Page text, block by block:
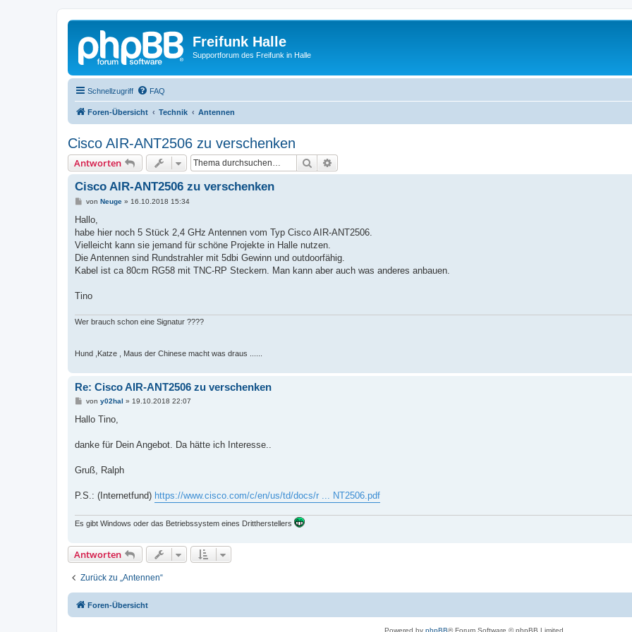
Freifunk Halle
Supportforum des Freifunk in Halle
Schnellzugriff FAQ
Foren-Übersicht Technik Antennen
Cisco AIR-ANT2506 zu verschenken
Antworten Suche
Cisco AIR-ANT2506 zu verschenken
B
i
r
a
von Neuge» 16.10.2018 15:34
Hallo,
habe hier noch 5 Stück 2,4 GHz Antennen vom Typ Cisco AIR-ANT2506.
Vielleicht kann sie jemand für schöne Projekte in Halle nutzen.
Die Antennen sind Rundstrahler mit 5dbi Gewinn und outdoorfähig.
Kabel ist ca 80cm RG58 mit TNC-RP Steckern. Man kann aber auch was anderes anbauen.
Tino
Wer brauch schon eine Signatur ????
Hund ,Katze , Maus der Chinese macht was draus ......
Re: Cisco AIR-ANT2506 zu verschenken
B
i
a
von y02hal » 19.10.2018 22:07
Hallo Tino,
danke für Dein Angebot. Da hätte ich Interesse..
Gruß, Ralph
P.S.: (Internetfund) https://www.cisco.com/c/en/us/td/docs/r ... NT2506.pdf
Es gibt Windows oder das Betriebssystem eines Drittherstellers
Antworten
Zurück zu „Antennen“
Foren-Übersicht